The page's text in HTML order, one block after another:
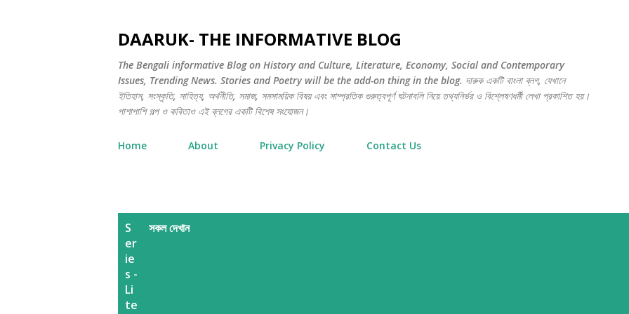
DAARUK- THE INFORMATIVE BLOG
The Bengali informative Blog on History and Culture, Literature, Economy, Social and Contemporary
Issues, Trending News. Stories and Poetry will be the add-on thing in the blog. দারুক একটি বাংলা ব্লগ, যেখানে
ইতিহাস, সংস্কৃতি, সাহিত্য, অর্থনীতি, সমাজ, সমসাময়িক বিষয় এবং সাম্প্রতিক গুরুত্বপূর্ণ ঘটনাবলি নিয়ে তথ্যনির্ভর ও বিশ্লেষণধর্মী লেখা প্রকাশিত হয়।
পাশাপাশি গল্প ও কবিতাও এই ব্লগের একটি বিশেষ সংযোজন।
Home About Privacy Policy Contact Us
S
er
ie
s -
Li
te
সকল দেখান